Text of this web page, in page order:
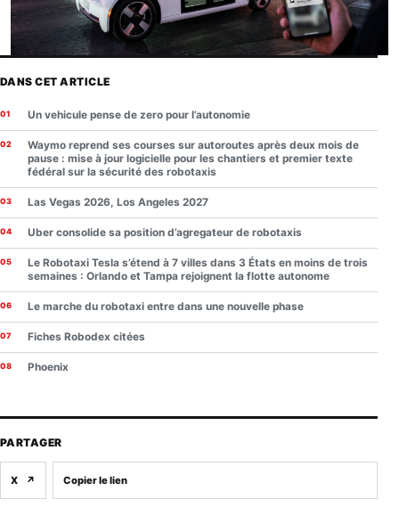
DANS CET ARTICLE
Un vehicule pense de zero pour l’autonomie
Waymo reprend ses courses sur autoroutes après deux mois de
pause : mise à jour logicielle pour les chantiers et premier texte
fédéral sur la sécurité des robotaxis
Las Vegas 2026, Los Angeles 2027
Uber consolide sa position d’agregateur de robotaxis
Le Robotaxi Tesla s’étend à 7 villes dans 3 États en moins de trois
semaines : Orlando et Tampa rejoignent la flotte autonome
Le marche du robotaxi entre dans une nouvelle phase
Fiches Robodex citées
Phoenix
PARTAGER
X ↗ Copier le lien